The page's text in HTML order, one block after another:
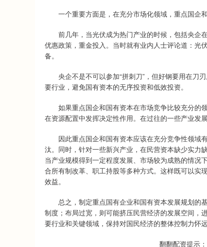
一个重要方面是，在充分市场化领域，重点国企和
前几年，当光伏成为热门产业的时候，包括央企
优惠政策，重金投入。当时就有业内人士评论道：光
备。
央企不是不可以参加“拼刺刀”，但好钢要用在刀
要行业，避免国有资本的无序投资和低效投资。
如果重点国企和国有资本在市场竞争比较充分的
在资源配置中发挥决定性作用。在过往的一些产业发
因此重点国企和国有资本应该在充分竞争性领域
汰。同时，针对一些新兴产业，在民营资本缺少实力
当产业规模得到一定程度发展、市场较为成熟的情况
合所有制改革、职工持股等多种方式。这样既可以实
效益。
总之，制定重点国有企业和国有资本发展规划的
制度；布局过宽，则可能挤压民营经济的发展空间，
要行业和关键领域，保持对国民经济的整体控制力怀
翻翻配资提示